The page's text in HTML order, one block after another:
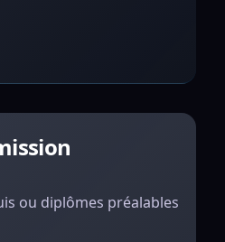
ou diplômes préalables